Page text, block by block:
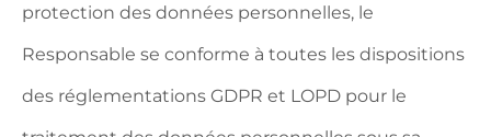
protection des données personnelles, le
Responsable se conforme à toutes les dispositions
des réglementations GDPR et LOPD pour le